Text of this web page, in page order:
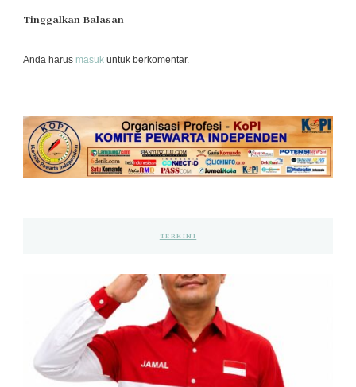
Tinggalkan Balasan
Anda harus masuk untuk berkomentar.
TERKINI